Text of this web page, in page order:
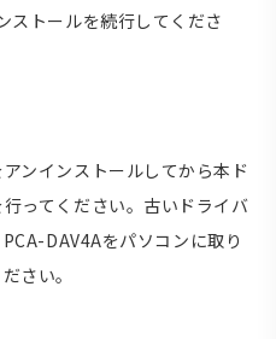
ストールを続行してくださ
ンインストールしてから本ド
ってください。古いドライバ
DAV4Aをパソコンに取り
さい。